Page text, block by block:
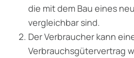
die mit dem Bau eines
vergleichbar sind.
Der Verbraucher kann
Verbrauchsgütervertrag